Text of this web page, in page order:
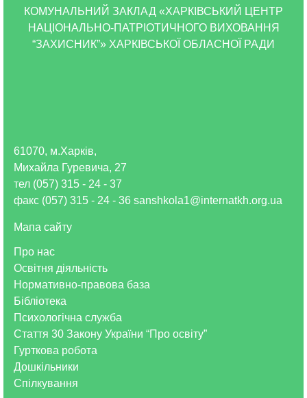
КОМУНАЛЬНИЙ ЗАКЛАД «ХАРКІВСЬКИЙ ЦЕНТР
НАЦІОНАЛЬНО-ПАТРІОТИЧНОГО ВИХОВАННЯ
“ЗАХИСНИК”» ХАРКІВСЬКОЇ ОБЛАСНОЇ РАДИ
Про нас
Освітня діяльність
Нормативно-правова база
Бібліотека
Психологічна служба
Стаття 30 Закону України “Про освіту”
Гурткова робота
Дошкільники
Спілкування
61070, м.Харків,
Михайла Гуревича, 27
тел (057) 315 - 24 - 37
факс (057) 315 - 24 - 36 sanshkola1@internatkh.org.ua
Мапа сайту